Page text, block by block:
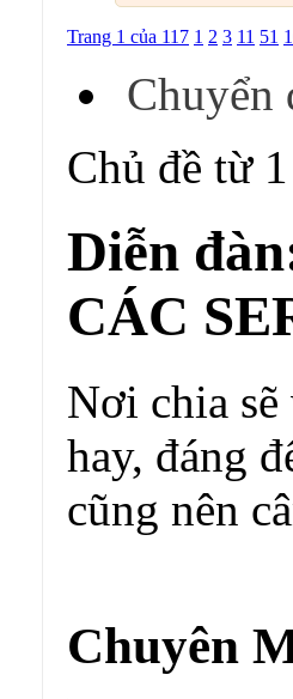
Trang 1 của 117 1 2 3 11 51
Chuyển
Chủ đề từ
Diễn
CÁC
Nơi chia
hay, đáng
cũng nên
Chuyên